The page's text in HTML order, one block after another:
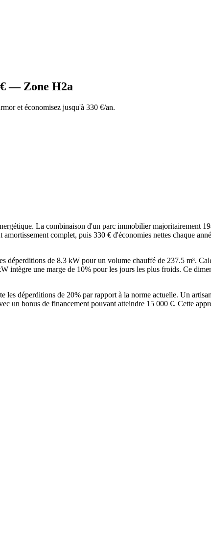
€ — Zone H2a
et économisez jusqu'à 330 €/an.
La combinaison d'un parc immobilier majoritairement
complet, puis 330 € d'économies nettes chaque
déperditions de 8.3 kW pour un volume chauffé de 237.5 m³.
une marge de 10% pour les jours les plus froids. Ce
déperditions de 20% par rapport à la norme actuelle. Un
un bonus de financement pouvant atteindre 15 000 €. Cette